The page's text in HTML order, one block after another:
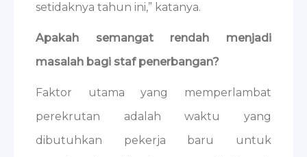
setidaknya tahun ini,” katanya.
Apakah semangat rendah menjadi
masalah bagi staf penerbangan?
Faktor utama yang memperlambat
perekrutan adalah waktu yang
dibutuhkan pekerja baru untuk